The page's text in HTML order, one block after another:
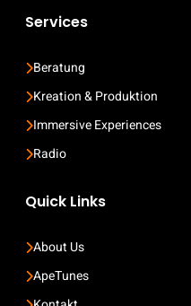
Services
Beratung
Kreation & Produktion
Immersive Experiences
Radio
Quick Links
About Us
ApeTunes